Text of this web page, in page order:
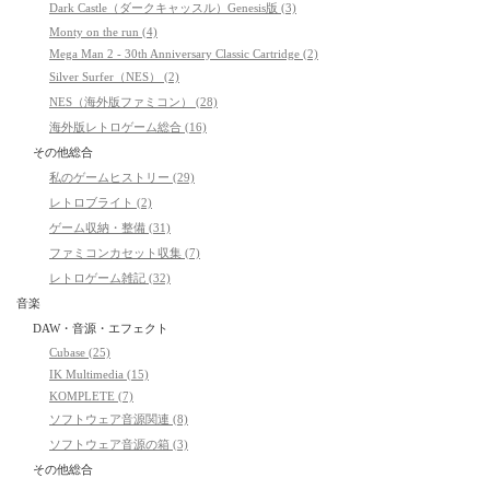
Dark Castle（ダークキャッスル）Genesis版 (3)
Monty on the run (4)
Mega Man 2 - 30th Anniversary Classic Cartridge (2)
Silver Surfer（NES） (2)
NES（海外版ファミコン） (28)
海外版レトロゲーム総合 (16)
その他総合
私のゲームヒストリー (29)
レトロブライト (2)
ゲーム収納・整備 (31)
ファミコンカセット収集 (7)
レトロゲーム雑記 (32)
音楽
DAW・音源・エフェクト
Cubase (25)
IK Multimedia (15)
KOMPLETE (7)
ソフトウェア音源関連 (8)
ソフトウェア音源の箱 (3)
その他総合